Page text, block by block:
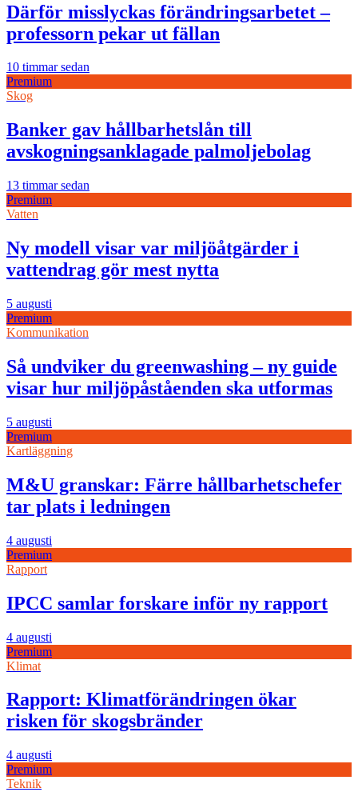
Därför misslyckas förändringsarbetet –
professorn pekar ut fällan
10 timmar sedan
Premium
Skog
Banker gav hållbarhetslån till
avskogningsanklagade palmoljebolag
13 timmar sedan
Premium
Vatten
Ny modell visar var miljöåtgärder i
vattendrag gör mest nytta
5 augusti
Premium
Kommunikation
Så undviker du greenwashing – ny guide
visar hur miljöpåståenden ska utformas
5 augusti
Premium
Kartläggning
M&U granskar: Färre hållbarhetschefer
tar plats i ledningen
4 augusti
Premium
Rapport
IPCC samlar forskare inför ny rapport
4 augusti
Premium
Klimat
Rapport: Klimatförändringen ökar
risken för skogsbränder
4 augusti
Premium
Teknik